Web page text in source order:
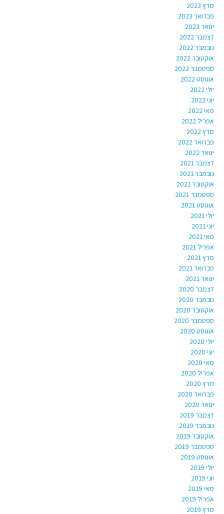
מרץ 2023
פברואר 2023
ינואר 2023
דצמבר 2022
נובמבר 2022
אוקטובר 2022
ספטמבר 2022
אוגוסט 2022
יולי 2022
יוני 2022
מאי 2022
אפריל 2022
מרץ 2022
פברואר 2022
ינואר 2022
דצמבר 2021
נובמבר 2021
אוקטובר 2021
ספטמבר 2021
אוגוסט 2021
יולי 2021
יוני 2021
מאי 2021
אפריל 2021
מרץ 2021
פברואר 2021
ינואר 2021
דצמבר 2020
נובמבר 2020
אוקטובר 2020
ספטמבר 2020
אוגוסט 2020
יולי 2020
יוני 2020
מאי 2020
אפריל 2020
מרץ 2020
פברואר 2020
ינואר 2020
דצמבר 2019
נובמבר 2019
אוקטובר 2019
ספטמבר 2019
אוגוסט 2019
יולי 2019
יוני 2019
מאי 2019
אפריל 2019
מרץ 2019